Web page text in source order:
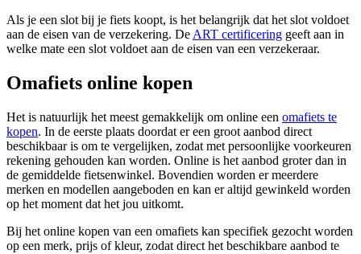
Als je een slot bij je fiets koopt, is het belangrijk dat het slot voldoet
aan de eisen van de verzekering. De ART certificering geeft aan in
welke mate een slot voldoet aan de eisen van een verzekeraar.
Omafiets online kopen
Het is natuurlijk het meest gemakkelijk om online een omafiets te
kopen. In de eerste plaats doordat er een groot aanbod direct
beschikbaar is om te vergelijken, zodat met persoonlijke voorkeuren
rekening gehouden kan worden. Online is het aanbod groter dan in
de gemiddelde fietsenwinkel. Bovendien worden er meerdere
merken en modellen aangeboden en kan er altijd gewinkeld worden
op het moment dat het jou uitkomt.
Bij het online kopen van een omafiets kan specifiek gezocht worden
op een merk, prijs of kleur, zodat direct het beschikbare aanbod te